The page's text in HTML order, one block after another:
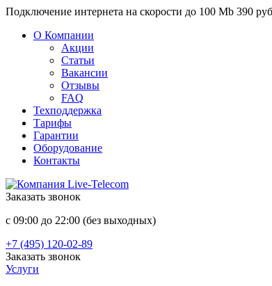
Подключение интернета на скорости до 100 Mb 390
О Компании
Акции
Статьи
Вакансии
Отзывы
FAQ
Техподдержка
Тарифы
Гарантии
Оборудование
Контакты
Заказать звонок
с 09:00 до 22:00 (без выходных)
+7 (495) 120-02-89
Заказать звонок
Услуги